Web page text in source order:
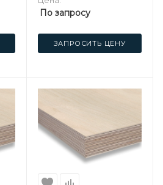
По запросу
ЗАПРОСИТЬ ЦЕНУ